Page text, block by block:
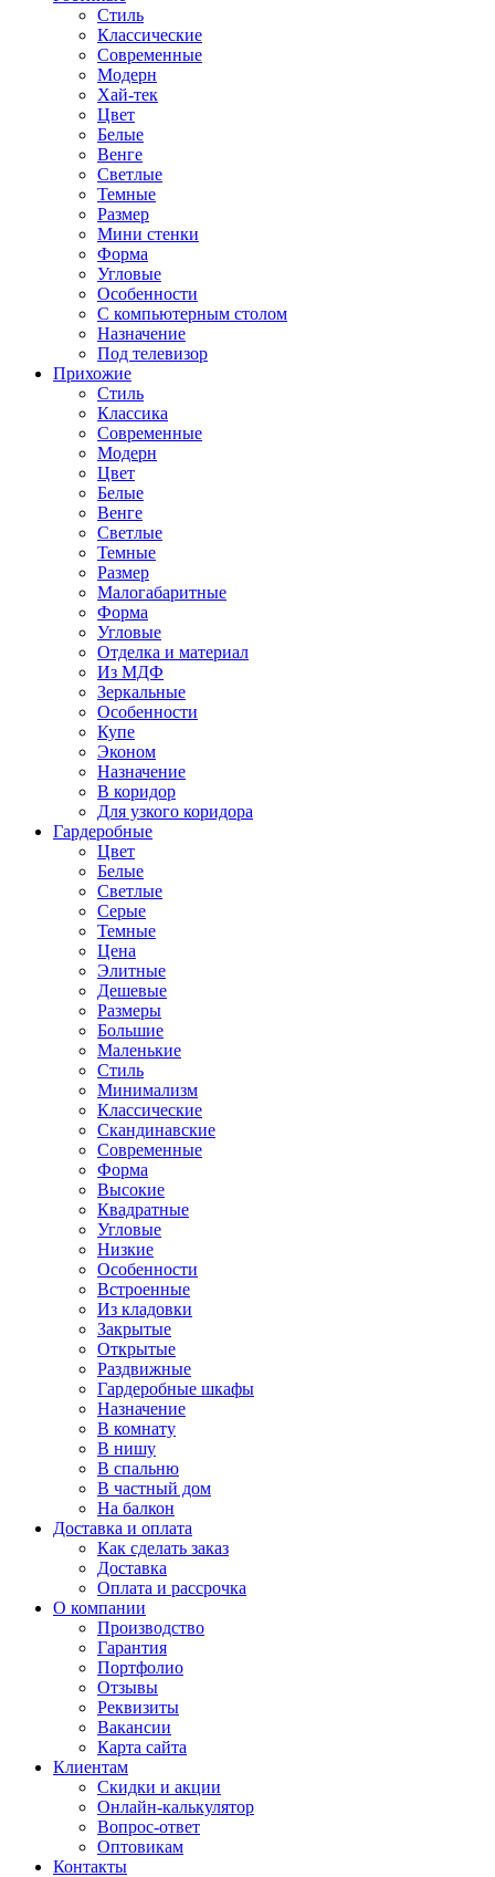
Стиль
Классические
Современные
Модерн
Хай-тек
Цвет
Белые
Венге
Светлые
Темные
Размер
Мини стенки
Форма
Угловые
Особенности
С компьютерным столом
Назначение
Под телевизор
Прихожие
Стиль
Классика
Современные
Модерн
Цвет
Белые
Венге
Светлые
Темные
Размер
Малогабаритные
Форма
Угловые
Отделка и материал
Из МДФ
Зеркальные
Особенности
Купе
Эконом
Назначение
В коридор
Для узкого коридора
Гардеробные
Цвет
Белые
Светлые
Серые
Темные
Цена
Элитные
Дешевые
Размеры
Большие
Маленькие
Стиль
Минимализм
Классические
Скандинавские
Современные
Форма
Высокие
Квадратные
Угловые
Низкие
Особенности
Встроенные
Из кладовки
Закрытые
Открытые
Раздвижные
Гардеробные шкафы
Назначение
В комнату
В нишу
В спальню
В частный дом
На балкон
Доставка и оплата
Как сделать заказ
Доставка
Оплата и рассрочка
О компании
Производство
Гарантия
Портфолио
Отзывы
Реквизиты
Вакансии
Карта сайта
Клиентам
Скидки и акции
Онлайн-калькулятор
Вопрос-ответ
Оптовикам
Контакты